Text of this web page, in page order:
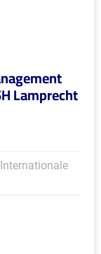
Lamprecht